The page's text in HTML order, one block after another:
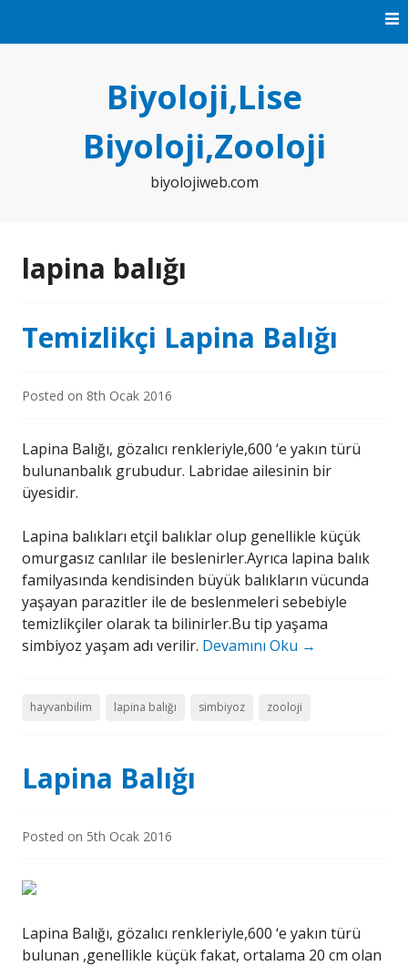
Biyoloji,Lise
Biyoloji,Zooloji
biyolojiweb.com
lapina balığı
Temizlikçi Lapina Balığı
Posted on 8th Ocak 2016
Lapina Balığı, gözalıcı renkleriyle,600 ‘e yakın türü
bulunanbalık grubudur. Labridae ailesinin bir
üyesidir.
Lapina balıkları etçil balıklar olup genellikle küçük
omurgasız canlılar ile beslenirler.Ayrıca lapina balık
familyasında kendisinden büyük balıkların vücunda
yaşayan parazitler ile de beslenmeleri sebebiyle
temizlikçiler olarak ta bilinirler.Bu tip yaşama
simbiyoz yaşam adı verilir. Devamını Oku →
hayvanbilim lapina balığı simbiyoz zooloji
Lapina Balığı
Posted on 5th Ocak 2016
Lapina Balığı, gözalıcı renkleriyle,600 ‘e yakın türü
bulunan ,genellikle küçük fakat, ortalama 20 cm olan